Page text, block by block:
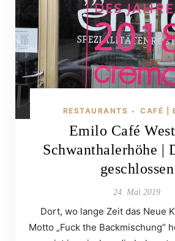
RESTAURANTS • CAFÉ |
Emilo Café
Schwanthalerhöhe |
geschlossen
24. Mai 2019
Dort, wo lange Zeit das Neue
Motto „Fuck the Backmischung“